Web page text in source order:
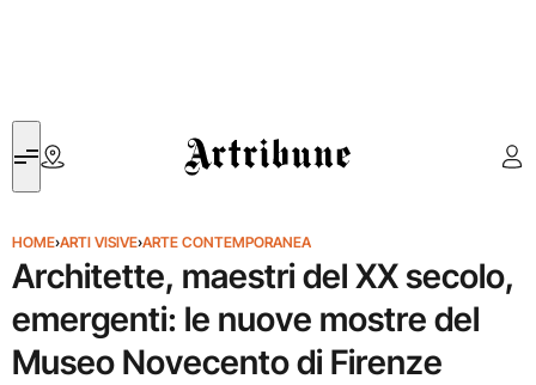
Artribune
HOME›ARTI VISIVE›ARTE CONTEMPORANEA
Architette, maestri del XX secolo,
emergenti: le nuove mostre del
Museo Novecento di Firenze